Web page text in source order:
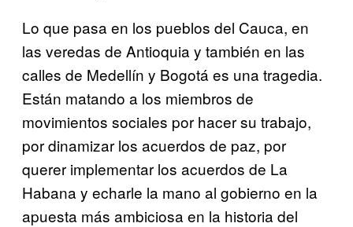
Lo que pasa en los pueblos del Cauca, en
las veredas de Antioquia y también en las
calles de Medellín y Bogotá es una tragedia.
Están matando a los miembros de
movimientos sociales por hacer su trabajo,
por dinamizar los acuerdos de paz, por
querer implementar los acuerdos de La
Habana y echarle la mano al gobierno en la
apuesta más ambiciosa en la historia del